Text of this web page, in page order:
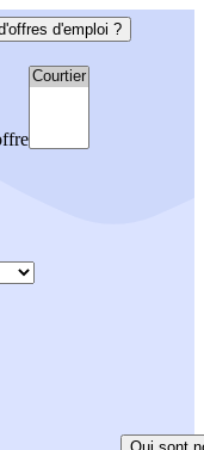
d'emploi ?
Qui sont